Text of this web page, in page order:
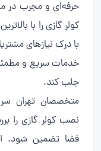
حرفه‌ای و مجرب در
کولر گازی را با
با درک نیازهای
خدمات سریع و
جلب کند.
متخصصان تهران
نصب کولر گازی را
فضا تضمین شود.